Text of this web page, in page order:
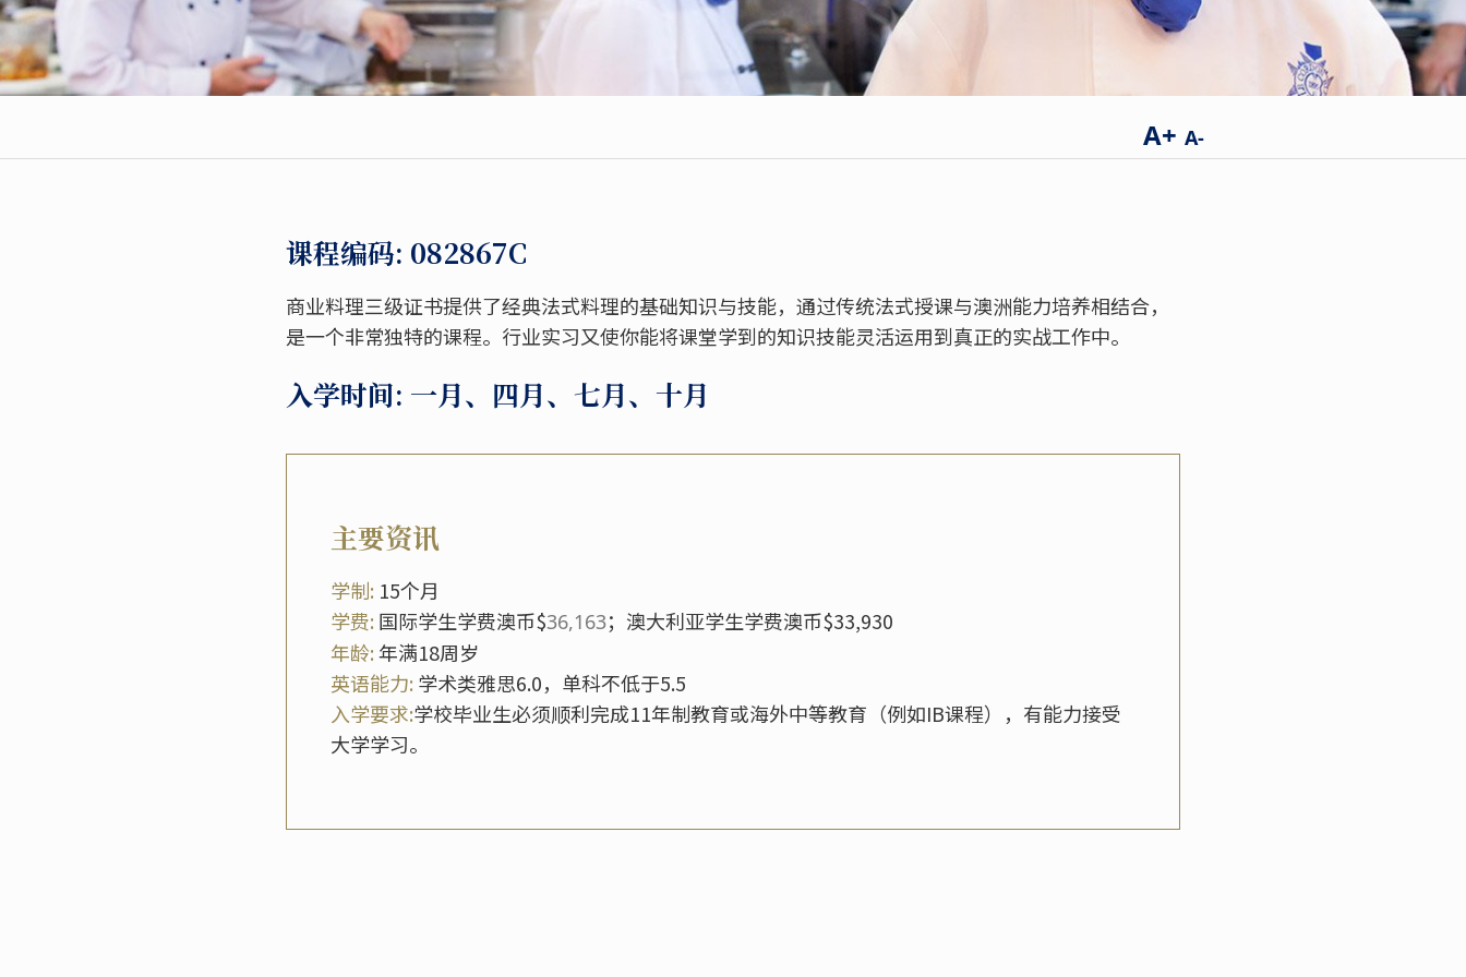
A+ A-
课程编码: 082867C
商业料理三级证书提供了经典法式料理的基础知识与技能，通过传统法式授课与澳洲能力培养相结合，
是一个非常独特的课程。行业实习又使你能将课堂学到的知识技能灵活运用到真正的实战工作中。
入学时间: 一月、四月、七月、十月
主要资讯
学制: 15个月
学费: 国际学生学费澳币$36,163；澳大利亚学生学费澳币$33,930
年龄:年满18周岁
英语能力: 学术类雅思6.0，单科不低于5.5
入学要求:学校毕业生必须顺利完成11年制教育或海外中等教育（例如IB课程），有能力接受
大学学习。